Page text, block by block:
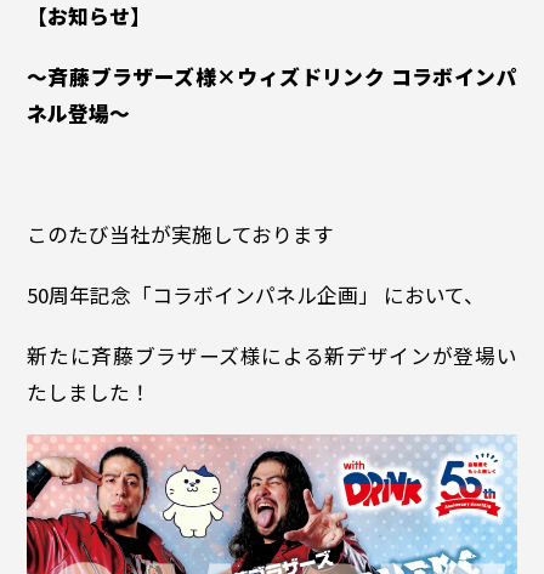
【お知らせ】
～斉藤ブラザーズ様×ウィズドリンク コラボインパ
ネル登場～
このたび当社が実施しております
50周年記念「コラボインパネル企画」 において、
新たに斉藤ブラザーズ様による新デザインが登場い
たしました！